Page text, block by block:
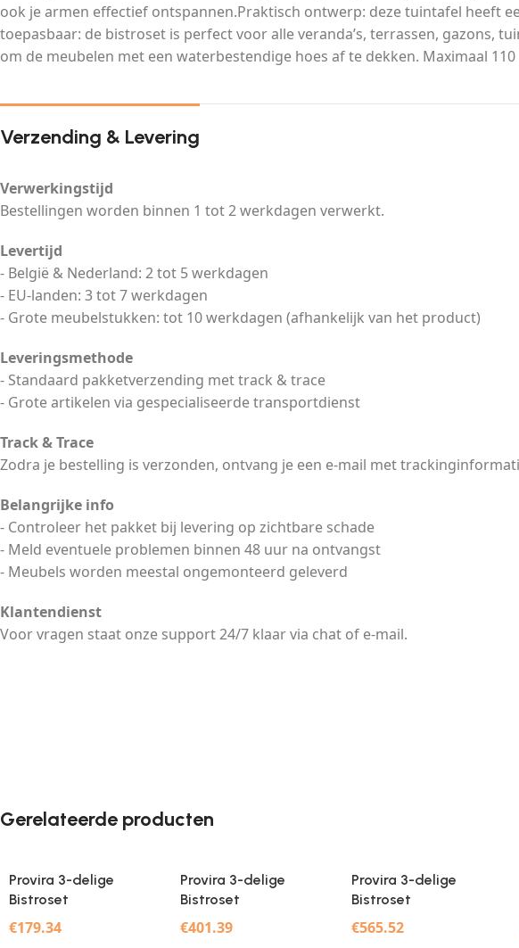
ook je armen effectief ontspannen.Praktisch ontwerp: deze tuintafel heeft
toepasbaar: de bistroset is perfect voor alle veranda’s, terrassen, gazons,
om de meubelen met een waterbestendige hoes af te dekken. Maximaal
Verzending & Levering
Verwerkingstijd
Bestellingen worden binnen 1 tot 2 werkdagen verwerkt.
Levertijd
- België & Nederland: 2 tot 5 werkdagen
- EU-landen: 3 tot 7 werkdagen
- Grote meubelstukken: tot 10 werkdagen (afhankelijk van het product)
Leveringsmethode
- Standaard pakketverzending met track & trace
- Grote artikelen via gespecialiseerde transportdienst
Track & Trace
Zodra je bestelling is verzonden, ontvang je een e-mail met
Belangrijke info
- Controleer het pakket bij levering op zichtbare schade
- Meld eventuele problemen binnen 48 uur na ontvangst
- Meubels worden meestal ongemonteerd geleverd
Klantendienst
Voor vragen staat onze support 24/7 klaar via chat of e-mail.
Gerelateerde producten
Provira 3-delige
Bistroset
gietaluminium
€179.34
Provira 3-delige
Bistroset
gietaluminium
bronskleurig
€401.39
Provira 3-delige
Bistroset
gietaluminium groen
€565.52